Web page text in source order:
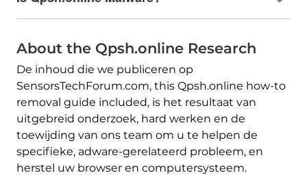
About the Qpsh.online Research
De inhoud die we publiceren op
SensorsTechForum.com, this Qpsh.online how-to
removal guide included, is het resultaat van
uitgebreid onderzoek, hard werken en de
toewijding van ons team om u te helpen de
specifieke, adware-gerelateerd probleem, en
herstel uw browser en computersysteem.